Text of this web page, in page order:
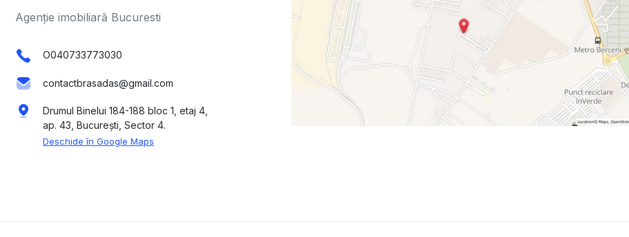
Agenție imobiliară Bucuresti
O040733773030
contactbrasadas@gmail.com
Drumul Binelui 184-188 bloc 1, etaj 4,
ap. 43, București, Sector 4.
Deschide în Google Maps